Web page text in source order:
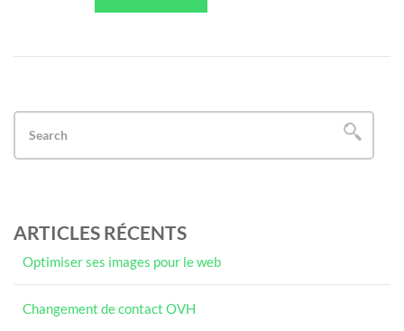
ARTICLES RÉCENTS
Optimiser ses images pour le web
Changement de contact OVH